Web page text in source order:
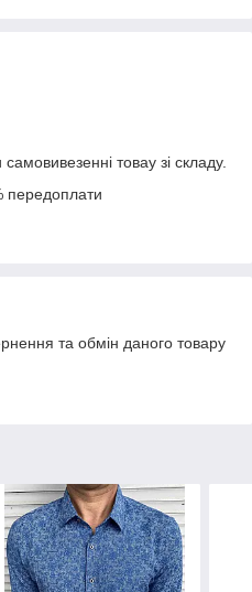
товау зі складу.
передоплати
та обмін даного товару